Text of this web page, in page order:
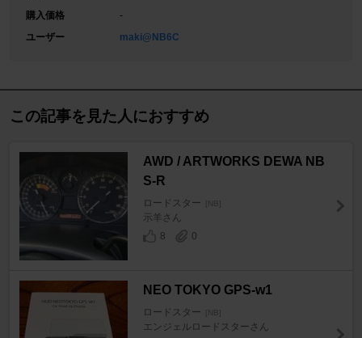
購入価格
-
ユーザー
maki@NB6C
この記事を見た人におすすめ
AWD / ARTWORKS DEWA NB
S-R
ロードスター [NB]
示羊さん
8
0
NEO TOKYO GPS-w1
ロードスター [NB]
エンジェルロードスターさん